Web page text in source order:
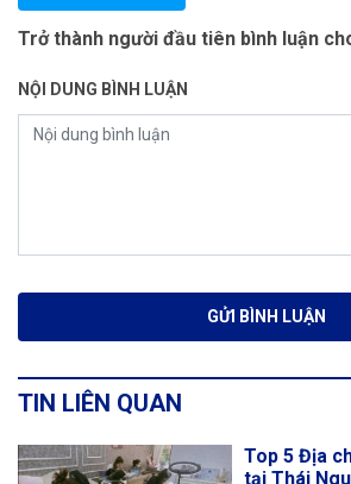
Trở thành người đầu tiên bình luận
NỘI DUNG BÌNH LUẬN
TIN LIÊN QUAN
Top 5 Địa
tại Thái